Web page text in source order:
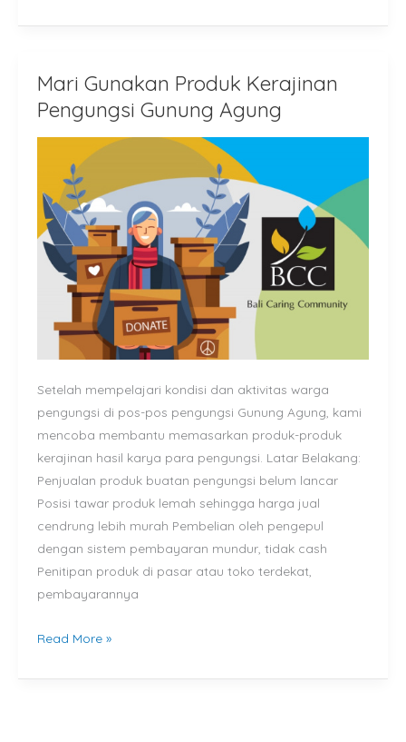
Mari Gunakan Produk Kerajinan
Pengungsi Gunung Agung
Setelah mempelajari kondisi dan aktivitas warga
pengungsi di pos-pos pengungsi Gunung Agung, kami
mencoba membantu memasarkan produk-produk
kerajinan hasil karya para pengungsi. Latar Belakang:
Penjualan produk buatan pengungsi belum lancar
Posisi tawar produk lemah sehingga harga jual
cendrung lebih murah Pembelian oleh pengepul
dengan sistem pembayaran mundur, tidak cash
Penitipan produk di pasar atau toko terdekat,
pembayarannya
Mari
Gunakan
Produk
Pengungsi
Gunung
Agung
Read More »